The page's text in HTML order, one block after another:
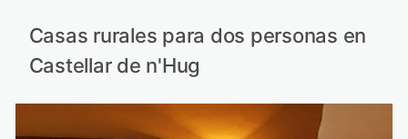
Casas rurales para dos personas en
Castellar de n'Hug